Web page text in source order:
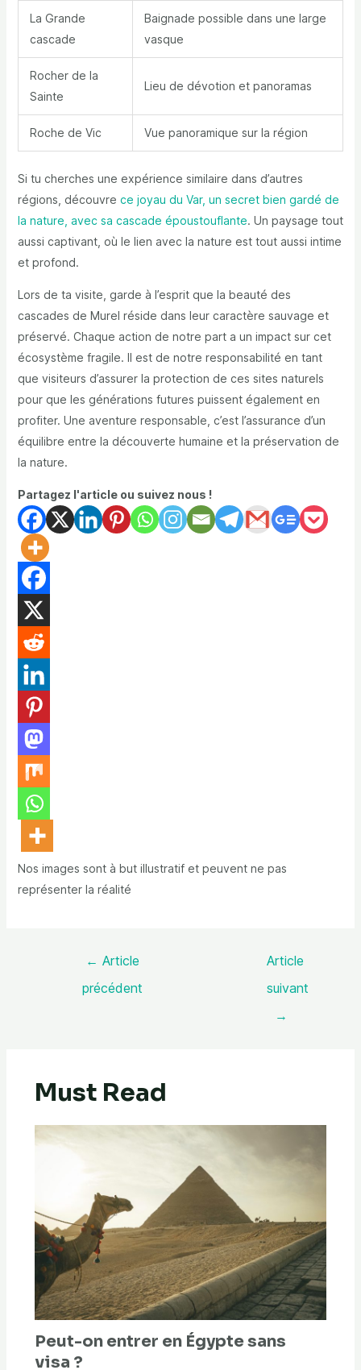
La Grande
cascade
Baignade possible dans une large
vasque
Rocher de la
Sainte
Lieu de dévotion et panoramas
Roche de Vic Vue panoramique sur la région
Si tu cherches une expérience similaire dans d’autres
régions, découvre ce joyau du Var, un secret bien gardé de
la nature, avec sa cascade époustouflante. Un paysage tout
aussi captivant, où le lien avec la nature est tout aussi intime
et profond.
Lors de ta visite, garde à l’esprit que la beauté des
cascades de Murel réside dans leur caractère sauvage et
préservé. Chaque action de notre part a un impact sur cet
écosystème fragile. Il est de notre responsabilité en tant
que visiteurs d’assurer la protection de ces sites naturels
pour que les générations futures puissent également en
profiter. Une aventure responsable, c’est l’assurance d’un
équilibre entre la découverte humaine et la préservation de
la nature.
Partagez l'article ou suivez nous !
Nos images sont à but illustratif et peuvent ne pas
représenter la réalité
← Article
précédent
Article
suivant
→
Must Read
Peut-on entrer en Égypte sans
visa ?